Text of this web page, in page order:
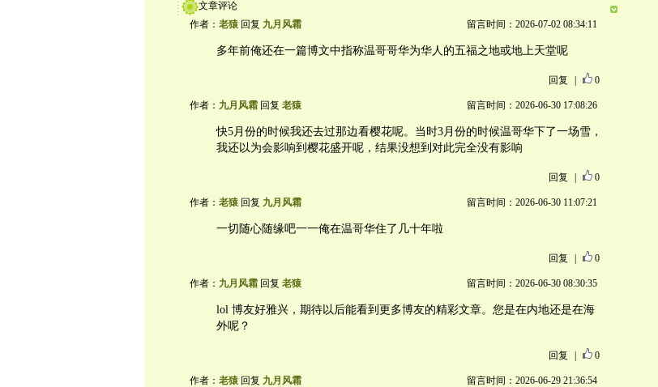
文章评论
作者： 老猿回复 九月风霜 留言时间：2026-07-02 08:34:11
多年前俺还在一篇博文中指称温哥哥华为华人的五福之地或地上天堂呢
回复 0
作者： 九月风霜回复 老猿 留言时间：2026-06-30 17:08:26
快5月份的时候我还去过那边看樱花呢。当时3月份的时候温哥华下了一场雪，
我还以为会影响到樱花盛开呢，结果没想到对此完全没有影响
回复 0
作者： 老猿回复 九月风霜 留言时间：2026-06-30 11:07:21
一切随心随缘吧一一俺在温哥华住了几十年啦
回复 0
作者： 九月风霜回复 老猿 留言时间：2026-06-30 08:30:35
lol 博友好雅兴，期待以后能看到更多博友的精彩文章。您是在内地还是在海
外呢？
回复 0
作者： 老猿回复 九月风霜 留言时间：2026-06-29 21:36:54